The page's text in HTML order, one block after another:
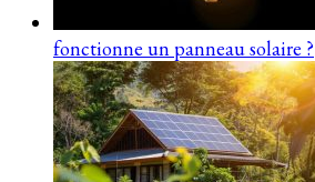
fonctionne un panneau solaire ?